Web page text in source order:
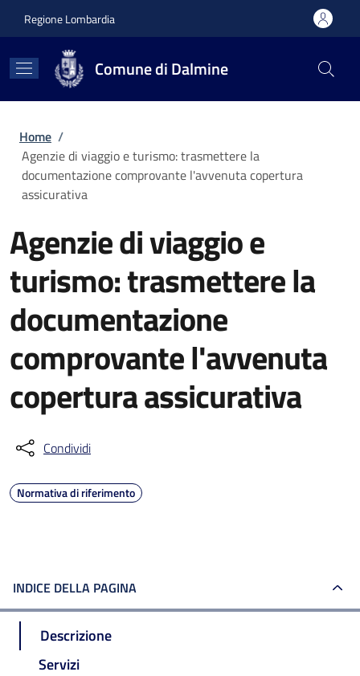
Regione Lombardia
Comune di Dalmine
Briciole di pane
Home /
Agenzie di viaggio e turismo: trasmettere la
documentazione comprovante l'avvenuta copertura
assicurativa
Agenzie di viaggio e
turismo: trasmettere la
documentazione
comprovante l'avvenuta
copertura assicurativa
Condividi
Normativa di riferimento
INDICE DELLA PAGINA
Descrizione
Servizi